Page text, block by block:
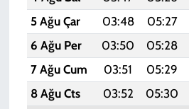
5 Ağu Çar
03:48 05:27
6 Ağu Per
03:50 05:28
7 Ağu Cum
03:51 05:29
8 Ağu Cts
03:52 05:30